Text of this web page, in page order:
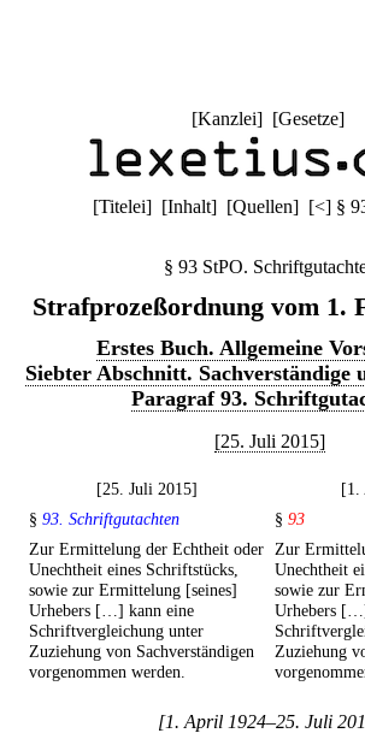
[Kanzlei] [Gesetze]
[Titelei] [Inhalt] [Quellen] [<] §
§ 93 StPO.
Strafprozeßordnung vom 1.
Erstes Buch. Allgemeine
Siebter Abschnitt. Sachverständige
Paragraf 93.
[25. Juli 2015]
[25. Juli 2015]
[1.
§ 93. Schriftgutachten § 93
Zur Ermittelung der Echtheit oder
Unechtheit eines Schriftstücks,
sowie zur Ermittelung [seines]
Urhebers […] kann eine
Schriftvergleichung unter
Zuziehung von Sachverständigen
vorgenommen werden.
Zur
Unechtheit
sowie zur
Urhebers
Zuziehung
[1. April 1924–25. Juli